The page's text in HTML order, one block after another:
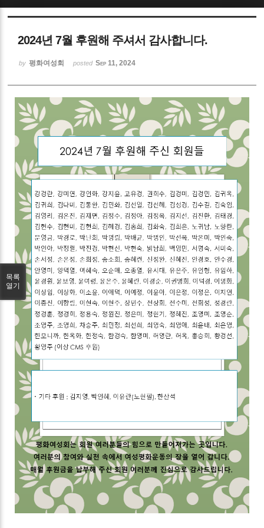
2024년 7월 후원해 주셔서 감사합니다.
by 평화여성회 posted Sep 11, 2024
목록
열기
Sketchbook5, 스케치북5
Sketchbook5, 스케치북5